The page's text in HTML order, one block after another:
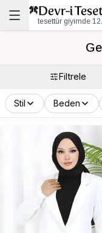
tesettür giyimde 12.
Filtrele
Stil Beden